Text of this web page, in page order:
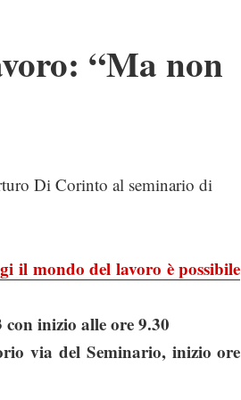
“Ma non
Di Corinto al seminario di
il mondo del lavoro è possibile
inizio alle ore 9.30
via del Seminario, inizio ore